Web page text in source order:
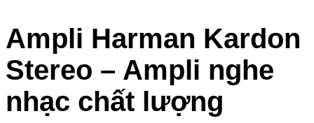
Ampli Harman Kardon
Stereo – Ampli nghe
nhạc chất lượng